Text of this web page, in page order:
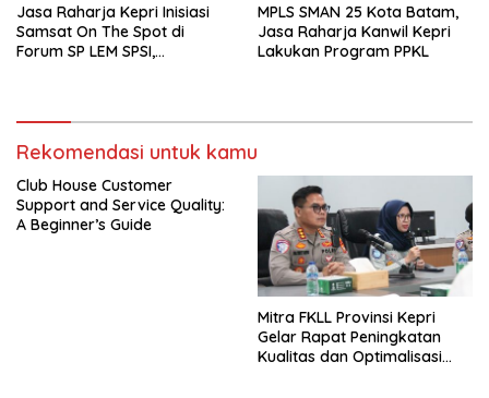
Jasa Raharja Kepri Inisiasi
Samsat On The Spot di
Forum SP LEM SPSI,
MPLS SMAN 25 Kota Batam,
Jasa Raharja Kanwil Kepri
Lakukan Program PPKL
Rekomendasi untuk kamu
Club House Customer
Support and Service Quality:
A Beginner’s Guide
Mitra FKLL Provinsi Kepri
Gelar Rapat Peningkatan
Kualitas dan Optimalisasi